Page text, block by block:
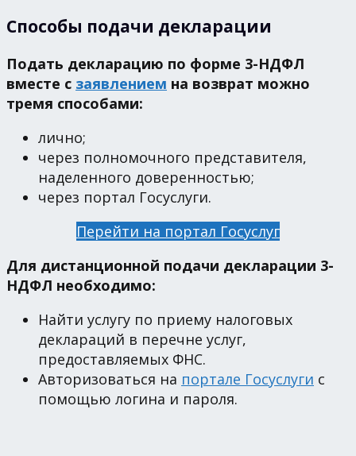
Способы подачи декларации
Подать декларацию по форме 3-НДФЛ
вместе с заявлением на возврат можно
тремя способами:
лично;
через полномочного представителя,
наделенного доверенностью;
через портал Госуслуги.
Перейти на портал Госуслуг
Для дистанционной подачи декларации 3-
НДФЛ необходимо:
Найти услугу по приему налоговых
деклараций в перечне услуг,
предоставляемых ФНС.
Авторизоваться на портале Госуслуги с
помощью логина и пароля.